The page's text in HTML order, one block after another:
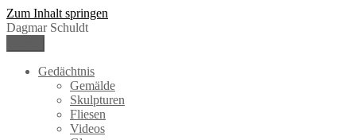
Zum Inhalt springen
Dagmar Schuldt
Gedächtnis
Gemälde
Skulpturen
Fliesen
Videos